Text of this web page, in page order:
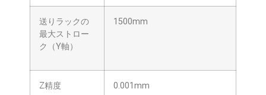
送りラックの
最大ストロー
ク（Y軸）
1500mm
Z精度 0.001mm